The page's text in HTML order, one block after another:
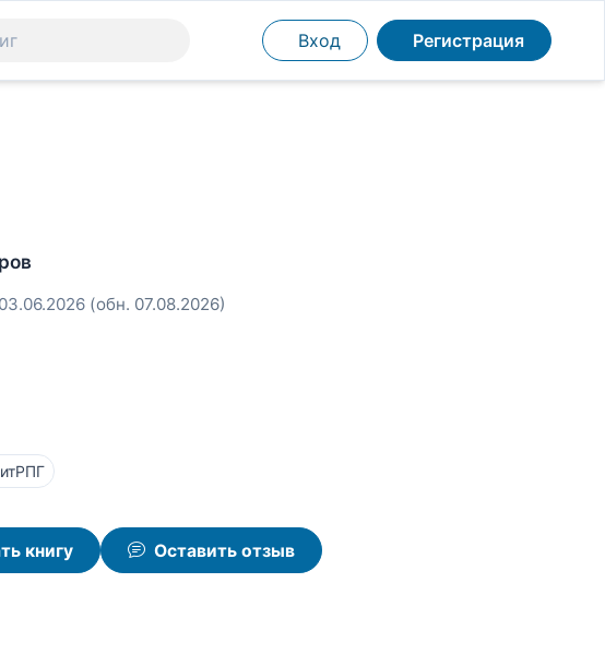
Вход Регистрация
03.06.2026 (обн. 07.08.2026)
книгу Оставить отзыв